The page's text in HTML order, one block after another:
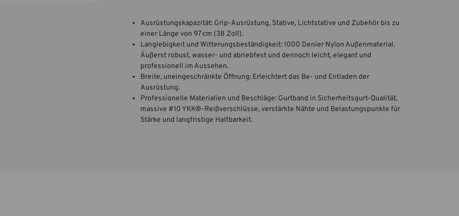
Ausrüstungskapazität: Grip-Ausrüstung, Stative, Lichtstative und Zubehör bis zu
einer Länge von 97 cm (38 Zoll).
Langlebigkeit und Witterungsbeständigkeit: 1000 Denier Nylon Außenmaterial.
Äußerst robust, wasser- und abriebfest und dennoch leicht, elegant und
professionell im Aussehen.
Breite, uneingeschränkte Öffnung: Erleichtert das Be- und Entladen der
Ausrüstung.
Professionelle Materialien und Beschläge: Gurtband in Sicherheitsgurt-Qualität,
massive #10 YKK®-Reißverschlüsse, verstärkte Nähte und Belastungspunkte für
Stärke und langfristige Haltbarkeit.